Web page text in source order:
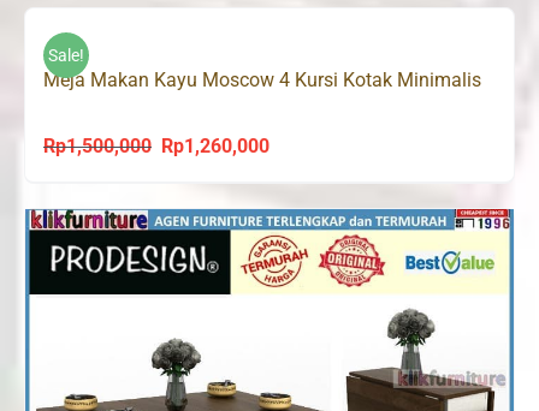
was:
is:
Sale!
Meja Makan Kayu Moscow 4 Kursi Kotak Minimalis
Rp1,500,000
Original
was:
Rp1,500,000.
Rp1,260,000Current
is:
Rp1,260,000.